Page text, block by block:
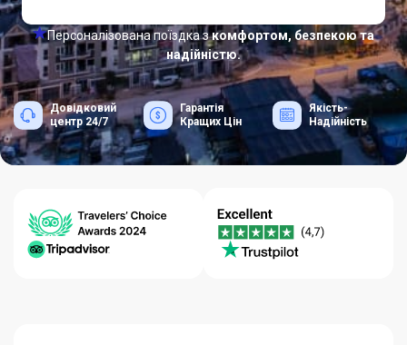
Персоналізована поїздка зкомфортом, безпекою та
надійністю.
Довідковий
центр 24/7
Гарантія
Кращих Цін
Якість-
Надійність